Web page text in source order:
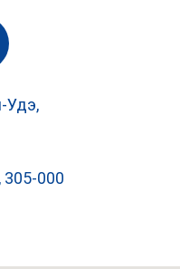
Удэ,
305-000